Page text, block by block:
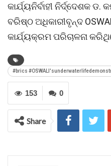
କାର୍ଯ୍ୟନିର୍ବାହୀ ନିର୍ଦ୍ଦେଶକ
ବରିଷ୍ଠ ଅଧିକାରୀବୃନ୍ଦ
କାର୍ଯ୍ୟକ୍ରମ ପରିଚାଳନା
#brics
0
153
Share